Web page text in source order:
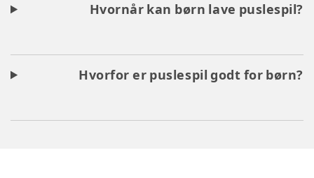
Hvornår kan børn lave puslespil?
Hvorfor er puslespil godt for børn?